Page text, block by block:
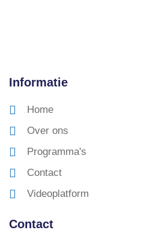
Informatie
Home
Over ons
Programma's
Contact
Videoplatform
Contact